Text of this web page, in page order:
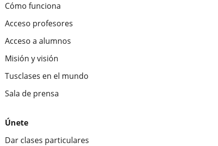
Cómo funciona
Acceso profesores
Acceso a alumnos
Misión y visión
Tusclases en el mundo
Sala de prensa
Únete
Dar clases particulares